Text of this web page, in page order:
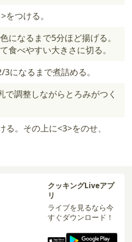
つける。
になるまで5分ほど揚げる。
食べやすい大きさに切る。
になるまで煮詰める。
調整しながらとろみがつく
。その上に<3>をのせ、
クッキングLiveアプ
リ
ライブを見るなら今
すぐダウンロード！